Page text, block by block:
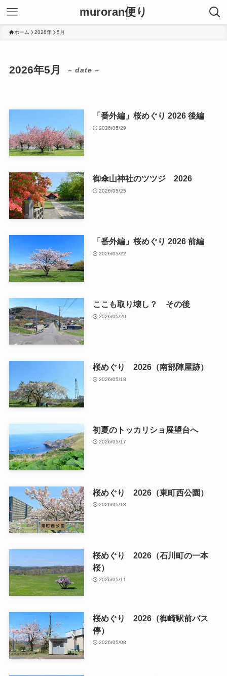
muroran便り
ホーム 2026年 5月
2026年5月 – date –
「番外編」桜めぐり 2026 後編
2026/05/29
御傘山神社のツツジ 2026
2026/05/25
「番外編」桜めぐり 2026 前編
2026/05/22
ここも取り壊し？ その後
2026/05/20
桜めぐり 2026（南部陣屋跡）
2026/05/18
初夏のトッカリショ展望台へ
2026/05/17
桜めぐり 2026（東町西公園）
2026/05/13
桜めぐり 2026（石川町の一本
桜）
2026/05/11
桜めぐり 2026（御崎駅前バス
停）
2026/05/08